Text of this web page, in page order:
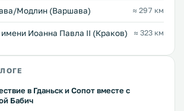
Модлин (Варшава) ≈ 297 км
Иоанна Павла II (Краков) ≈ 323 км
в Гданьск и Сопот вместе с
Бабич